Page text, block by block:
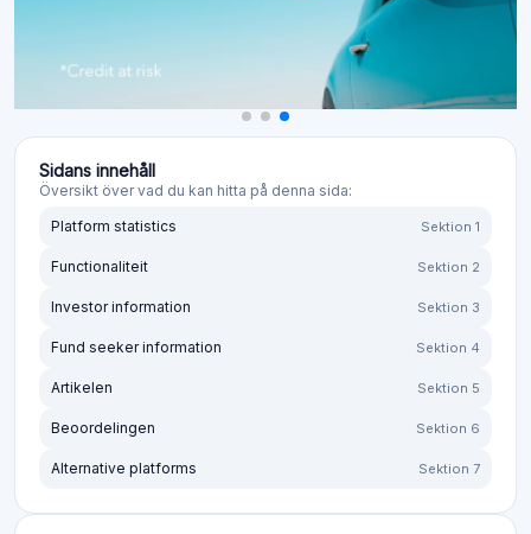
Sidans innehåll
Översikt över vad du kan hitta på denna sida:
Platform statistics
Sektion 1
Functionaliteit Sektion 2
Investor information Sektion 3
Fund seeker information Sektion 4
Artikelen Sektion 5
Beoordelingen Sektion 6
Alternative platforms Sektion 7